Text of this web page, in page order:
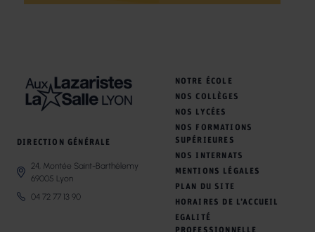
DIRECTION GÉNÉRALE
24, Montée Saint-Barthélemy
69005 Lyon
04 72 77 13 90
NOTRE ÉCOLE
NOS COLLÈGES
NOS LYCÉES
NOS FORMATIONS
SUPÉRIEURES
NOS INTERNATS
MENTIONS LÉGALES
PLAN DU SITE
HORAIRES DE L’ACCUEIL
EGALITÉ
PROFESSIONNELLE